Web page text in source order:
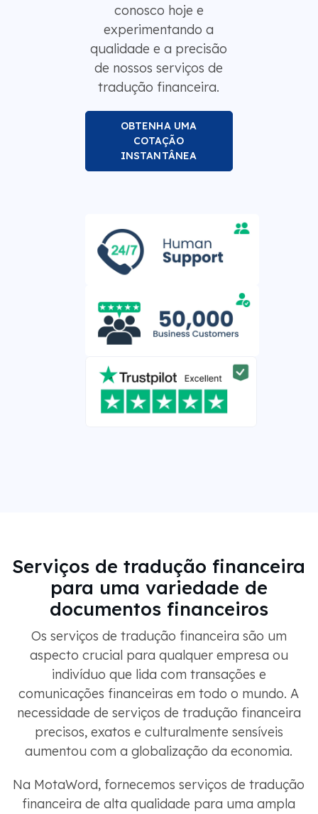
conosco hoje e
experimentando a
qualidade e a precisão
de nossos serviços de
tradução financeira.
OBTENHA UMA
COTAÇÃO
INSTANTÂNEA
Serviços de tradução financeira
para uma variedade de
documentos financeiros
Os serviços de tradução financeira são um
aspecto crucial para qualquer empresa ou
indivíduo que lida com transações e
comunicações financeiras em todo o mundo. A
necessidade de serviços de tradução financeira
precisos, exatos e culturalmente sensíveis
aumentou com a globalização da economia.
Na MotaWord, fornecemos serviços de tradução
financeira de alta qualidade para uma ampla